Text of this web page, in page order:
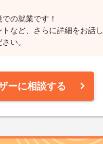
の就業です！
など、さらに詳細をお話し
い。
ーに相談する